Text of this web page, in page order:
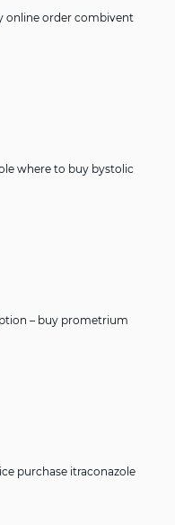
online order combivent
where to buy bystolic
– buy prometrium
purchase itraconazole